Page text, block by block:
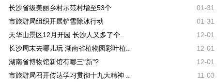
长沙省级美丽乡村示范村增至53个
01-31
市旅游局组织开展铲雪除冰行动
01-31
天华山景区12月开园 长沙人又多了个..
12-01
长沙周末去哪儿玩 湖南省植物园彩叶植..
12-01
湖南省博物馆新馆有哪三"新"?
12-01
市旅游局召开传达学习贯彻十九大精神 ..
11-03